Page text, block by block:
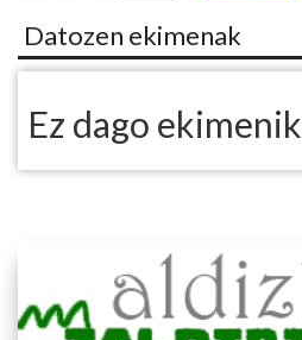
Datozen ekimenak
Ez dago ekimenik